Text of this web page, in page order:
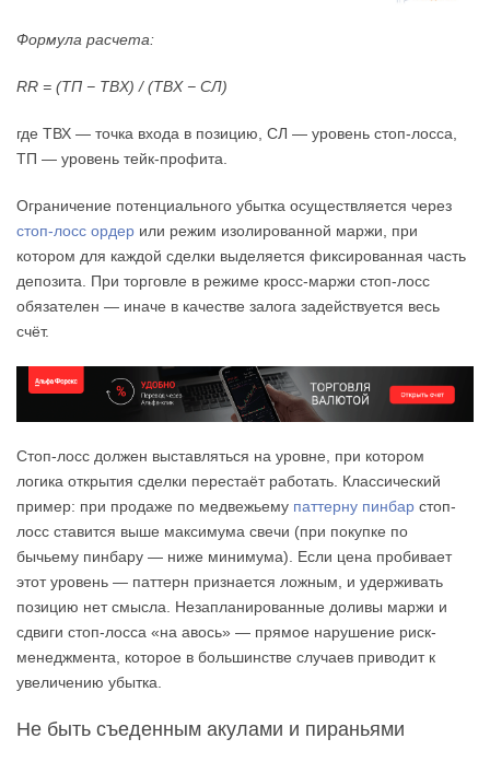
Формула расчета:
RR = (ТП − ТВХ) / (ТВХ − СЛ)
где ТВХ — точка входа в позицию, СЛ — уровень стоп-лосса,
ТП — уровень тейк-профита.
Ограничение потенциального убытка осуществляется через
стоп-лосс ордер или режим изолированной маржи, при
котором для каждой сделки выделяется фиксированная часть
депозита. При торговле в режиме кросс-маржи стоп-лосс
обязателен — иначе в качестве залога задействуется весь
счёт.
Стоп-лосс должен выставляться на уровне, при котором
логика открытия сделки перестаёт работать. Классический
пример: при продаже по медвежьему паттерну пинбар стоп-
лосс ставится выше максимума свечи (при покупке по
бычьему пинбару — ниже минимума). Если цена пробивает
этот уровень — паттерн признается ложным, и удерживать
позицию нет смысла. Незапланированные доливы маржи и
сдвиги стоп-лосса «на авось» — прямое нарушение риск-
менеджмента, которое в большинстве случаев приводит к
увеличению убытка.
Не быть съеденным акулами и пираньями